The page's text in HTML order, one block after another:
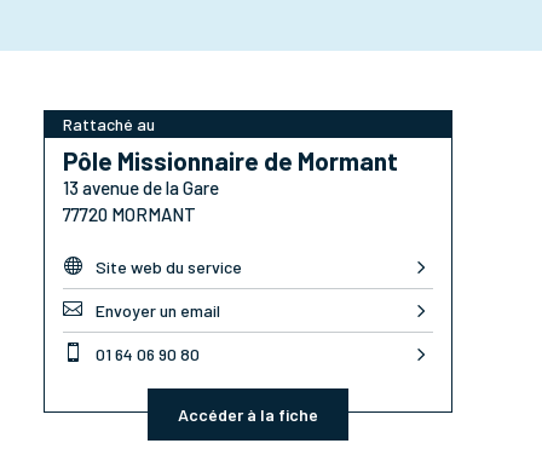
Rattaché au
Pôle Missionnaire de Mormant
13 avenue de la Gare
77720 MORMANT
 Site web du service
 Envoyer un email
 01 64 06 90 80
Accéder à la fiche